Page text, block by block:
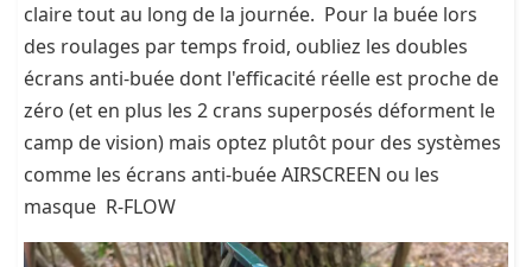
claire tout au long de la journée. Pour la buée lors
des roulages par temps froid, oubliez les doubles
écrans anti-buée dont l'efficacité réelle est proche de
zéro (et en plus les 2 crans superposés déforment le
camp de vision) mais optez plutôt pour des systèmes
comme les écrans anti-buée AIRSCREEN ou les
masque R-FLOW